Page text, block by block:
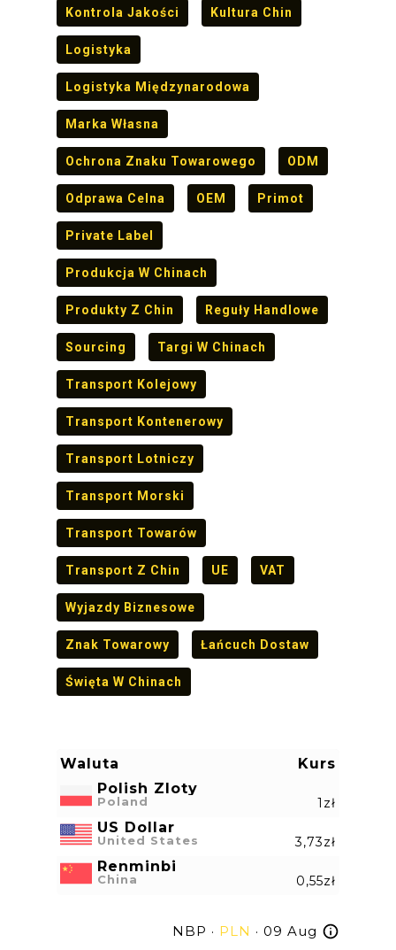
Kontrola Jakości Kultura Chin
Logistyka
Logistyka Międzynarodowa
Marka Własna
Ochrona Znaku Towarowego ODM
Odprawa Celna OEM Primot
Private Label
Produkcja W Chinach
Produkty Z Chin Reguły Handlowe
Sourcing Targi W Chinach
Transport Kolejowy
Transport Kontenerowy
Transport Lotniczy
Transport Morski
Transport Towarów
Transport Z Chin UE VAT
Wyjazdy Biznesowe
Znak Towarowy Łańcuch Dostaw
Święta W Chinach
Waluta
Kurs
Polish Zloty
Poland 1zł
US Dollar
United States 3,73zł
Renminbi
China 0,55zł
NBP · PLN · 09 Aug